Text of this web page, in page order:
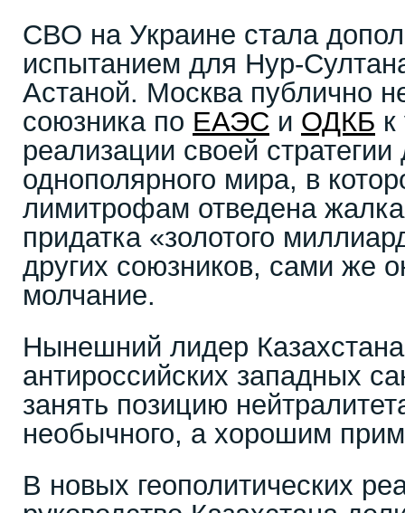
СВО на Украине стала
испытанием для Нур-
Астаной. Москва публично
союзника по ЕАЭС и ОДКБ
реализации своей
однополярного мира, в
лимитрофам отведена
придатка «золотого
других союзников, сами же
молчание.
Нынешний лидер
антироссийских западных
занять позицию
необычного, а хорошим
В новых геополитических